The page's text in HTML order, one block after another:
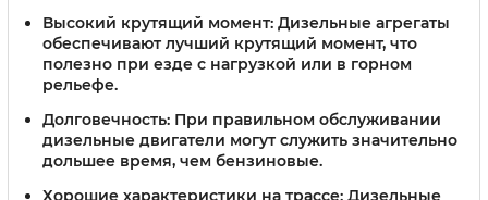
Высокий крутящий момент: Дизельные агрегаты
обеспечивают лучший крутящий момент, что
полезно при езде с нагрузкой или в горном
рельефе.
Долговечность: При правильном обслуживании
дизельные двигатели могут служить значительно
дольшее время, чем бензиновые.
Хорошие характеристики на трассе: Дизельные